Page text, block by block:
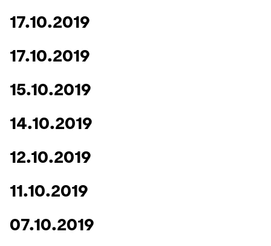
17.10.2019
17.10.2019
15.10.2019
14.10.2019
12.10.2019
11.10.2019
07.10.2019